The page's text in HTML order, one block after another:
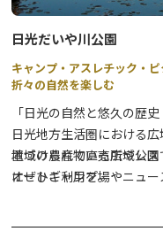
日光だいや川公園
キャンプ・アスレチック・
折々の自然を楽しむ
「日光の自然と悠久の歴
日光地方生活圏における
置づけられている広域公園
オートキャンプ場やニュ
地域の農産物直売所やレ
にぜひご利用を。